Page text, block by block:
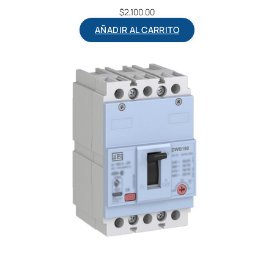
$2,100.00
AÑADIR AL CARRITO